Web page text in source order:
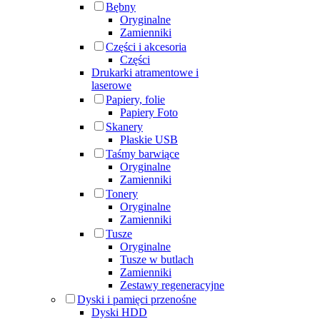
Bębny
Oryginalne
Zamienniki
Części i akcesoria
Części
Drukarki atramentowe i
laserowe
Papiery, folie
Papiery Foto
Skanery
Płaskie USB
Taśmy barwiące
Oryginalne
Zamienniki
Tonery
Oryginalne
Zamienniki
Tusze
Oryginalne
Tusze w butlach
Zamienniki
Zestawy regeneracyjne
Dyski i pamięci przenośne
Dyski HDD